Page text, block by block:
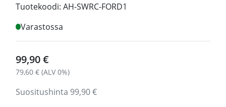
Tuotekoodi: AH-SWRC-FORD1
Varastossa
99,90 €
79,60 € (ALV 0%)
Suositushinta 99,90 €